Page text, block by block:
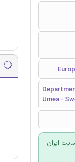
Umea -
ایران